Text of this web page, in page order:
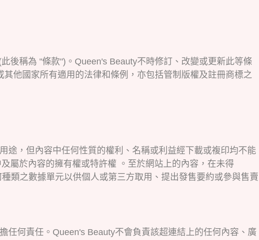
後稱為 "條款")。Queen's Beauty不時修訂、改變或更新此等條
他國家所有適用的法律和條例，亦包括管制版權及註冊商標之
途，但內容中任何性質的權利、名稱或利益經下載或複印均不能
屬於內容的擁有權或特許權 。至於網站上的內容，在未得
類之數據單元以供個人或第三方取用、提出發售要約或參與售賣
任何責任。Queen's Beauty不會負責該超連結上的任何內容、廣